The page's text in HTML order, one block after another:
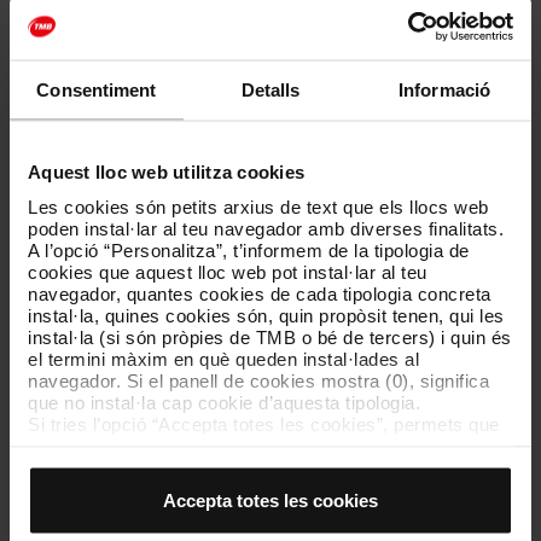
Consentiment Detalls Informació
Aquest lloc web utilitza cookies
Les cookies són petits arxius de text que els llocs web
poden instal·lar al teu navegador amb diverses finalitats.
A l’opció “Personalitza”, t’informem de la tipologia de
cookies que aquest lloc web pot instal·lar al teu
navegador, quantes cookies de cada tipologia concreta
instal·la, quines cookies són, quin propòsit tenen, qui les
instal·la (si són pròpies de TMB o bé de tercers) i quin és
el termini màxim en què queden instal·lades al
navegador. Si el panell de cookies mostra (0), significa
que no instal·la cap cookie d’aquesta tipologia.
Si tries l’opció “Accepta totes les cookies”, permets que
El selector que es troba a la dreta de cada tipologia de
cookies d’aquella classe.
Un cop hagis marcat les teves preferències, has de fer
Accepta totes les cookies
Transports Metropolitans de Barcelona, SL
Transports Metropolitans de Barcelona, SL, gestiona productes
consolidades per posada en equivalència Transports Ciutat
Comtal, SA, i Societat Catalana per a la Mobilitat, SA.